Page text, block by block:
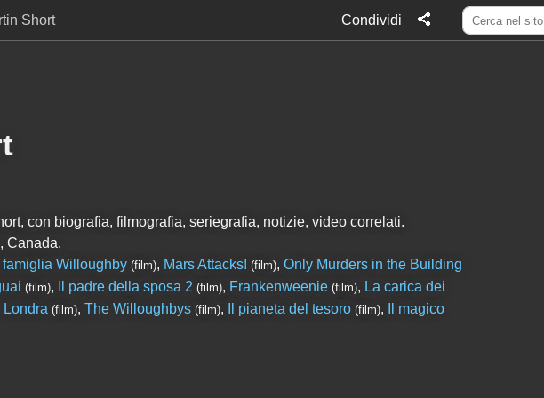
Short Condividi
con biografia, filmografia, seriegrafia, notizie, video correlati.
Canada.
famiglia Willoughby (film), Mars Attacks! (film), Only Murders in the Building
(film), Il padre della sposa 2 (film), Frankenweenie (film), La carica dei
Londra (film), The Willoughbys (film), Il pianeta del tesoro (film),
Il magico